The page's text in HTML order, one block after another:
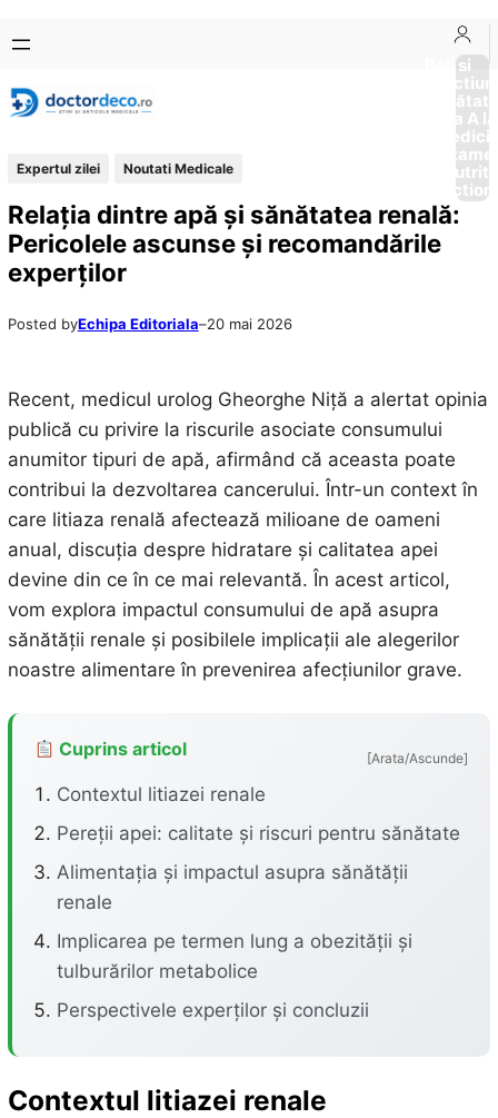
conținut
content
Boli si
Afectiuni
Sănătate
de la A
Expertul zilei Noutati Medicale
Relația dintre apă și sănătatea renală:
Pericolele ascunse și recomandările
experților
Posted byEchipa Editoriala–20 mai 2026
Recent, medicul urolog Gheorghe Niță a alertat opinia
publică cu privire la riscurile asociate consumului
anumitor tipuri de apă, afirmând că aceasta poate
contribui la dezvoltarea cancerului. Într-un context în
care litiaza renală afectează milioane de oameni
anual, discuția despre hidratare și calitatea apei
devine din ce în ce mai relevantă. În acest articol,
vom explora impactul consumului de apă asupra
sănătății renale și posibilele implicații ale alegerilor
noastre alimentare în prevenirea afecțiunilor grave.
Cuprins articol [Arata/Ascunde]
Contextul litiazei renale
Pereții apei: calitate și riscuri pentru sănătate
Alimentația și impactul asupra sănătății
renale
Implicarea pe termen lung a obezității și
tulburărilor metabolice
Perspectivele experților și concluzii
Contextul litiazei renale